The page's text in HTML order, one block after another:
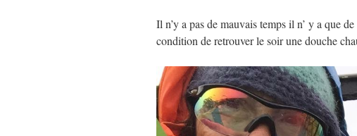
Il n’y a pas de mauvais temps il n’ y a que
condition de retrouver le soir une douche